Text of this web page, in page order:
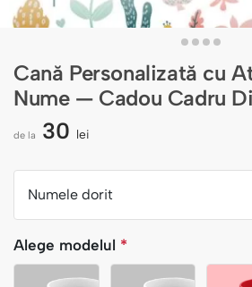
Cană Personalizată cu
Nume — Cadou Cadru
de la 30 lei
Numele dorit
Alege modelul *